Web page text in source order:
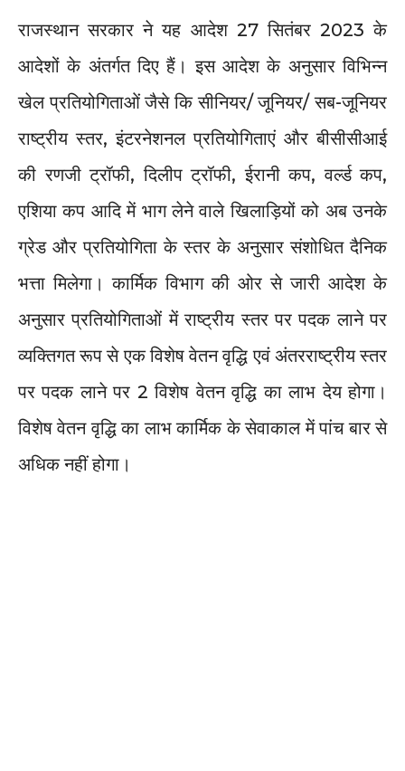
राजस्थान सरकार ने यह आदेश 27 सितंबर 2023 के
आदेशों के अंतर्गत दिए हैं। इस आदेश के अनुसार विभिन्न
खेल प्रतियोगिताओं जैसे कि सीनियर/ जूनियर/ सब-जूनियर
राष्ट्रीय स्तर, इंटरनेशनल प्रतियोगिताएं और बीसीसीआई
की रणजी ट्रॉफी, दिलीप ट्रॉफी, ईरानी कप, वर्ल्ड कप,
एशिया कप आदि में भाग लेने वाले खिलाड़ियों को अब उनके
ग्रेड और प्रतियोगिता के स्तर के अनुसार संशोधित दैनिक
भत्ता मिलेगा। कार्मिक विभाग की ओर से जारी आदेश के
अनुसार प्रतियोगिताओं में राष्ट्रीय स्तर पर पदक लाने पर
व्यक्तिगत रूप से एक विशेष वेतन वृद्धि एवं अंतरराष्ट्रीय स्तर
पर पदक लाने पर 2 विशेष वेतन वृद्धि का लाभ देय होगा।
विशेष वेतन वृद्धि का लाभ कार्मिक के सेवाकाल में पांच बार से
अधिक नहीं होगा।